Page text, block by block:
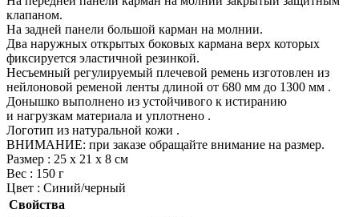
клапаном.
На задней панели большой карман на молнии.
Два наружных открытых боковых кармана верх которых
фиксируется эластичной резинкой.
Несъемный регулируемый плечевой ремень изготовлен из
нейлоновой ременой ленты длиной от 680 мм до 1300 мм .
Донышко выполнено из устойчивого к истиранию
и нагрузкам материала и уплотнено .
Логотип из натуральной кожи .
ВНИМАНИЕ: при заказе обращайте внимание на размер.
Размер : 25 х 21 х 8 см
Вес : 150 г
Цвет : Синий/черный
Свойства